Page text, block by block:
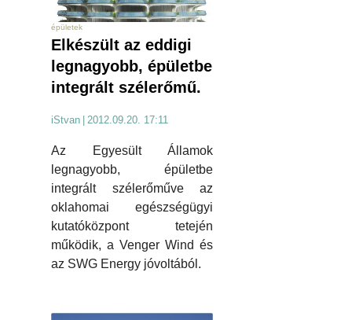
épületek
Elkészült az eddigi
legnagyobb, épületbe
integrált szélerőmű.
iStvan 2012.09.20. 17:11
Az Egyesült Államok
legnagyobb, épületbe
integrált szélerőműve az
oklahomai egészségügyi
kutatóközpont tetején
működik, a Venger Wind és
az SWG Energy jóvoltából.